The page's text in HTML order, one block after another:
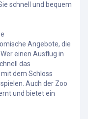
schnell und bequem
Angebote, die
einen Ausflug in
das
dem Schloss
Auch der Zoo
und bietet ein